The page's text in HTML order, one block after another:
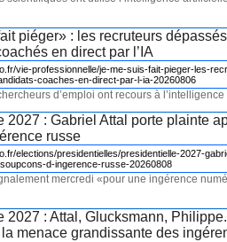
piéger» : les recruteurs
en direct par l’IA
d’emploi ont recours à
2027 : Gabriel Attal porte plainte
russe
mercredi «pour une ingérence
2027 : Attal, Glucksmann,
menace grandissante des